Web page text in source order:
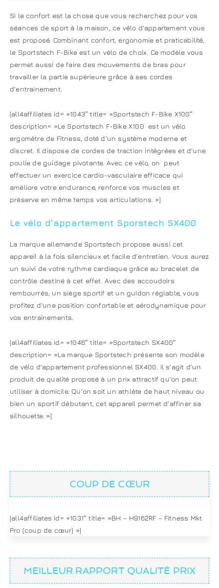
Si le confort est la chose que vous recherchez pour vos
séances de sport à la maison, ce vélo d’appartement vous
est proposé. Combinant confort, ergonomie et praticabilité,
le Sportstech F-Bike est un vélo de choix. Ce modèle vous
permet aussi de faire des mouvements de bras pour
travailler la partie supérieure grâce à ses cordes
d’entrainement.
[all4affiliates id= »1043″ title= »Sportstech F-Bike X100″
description= »Le Sportstech F-Bike X100 est un vélo
ergomètre de Fitness, doté d’un système moderne et
discret. Il dispose de cordes de traction intégrées et d’une
poulie de guidage pivotante. Avec ce vélo, on peut
effectuer un exercice cardio-vasculaire efficace qui
améliore votre endurance, renforce vos muscles et
préserve en même temps vos articulations. »]
Le vélo d’appartement Sporstech SX400
La marque allemande Sportstech propose aussi cet
appareil à la fois silencieux et facile d’entretien. Vous aurez
un suivi de votre rythme cardiaque grâce au bracelet de
contrôle destiné à cet effet. Avec des accoudoirs
rembourrés, un siège sportif et un guidon réglable, vous
profitez d’une position confortable et aérodynamique pour
vos entrainements.
[all4affiliates id= »1046″ title= »Sportstech SX400″
description= »La marque Sportstech présente son modèle
de vélo d’appartement professionnel SX400. Il s’agit d’un
produit de qualité proposé à un prix attractif qu’on peut
utiliser à domicile. Qu’on soit un athlète de haut niveau ou
bien un sportif débutant, cet appareil permet d’affiner sa
silhouette. »]
COUP DE CŒUR
[all4affiliates id= »1031″ title= »BH – H9162RF – Fitness Mkt
Pro (coup de cœur) »]
MEILLEUR RAPPORT QUALITÉ PRIX